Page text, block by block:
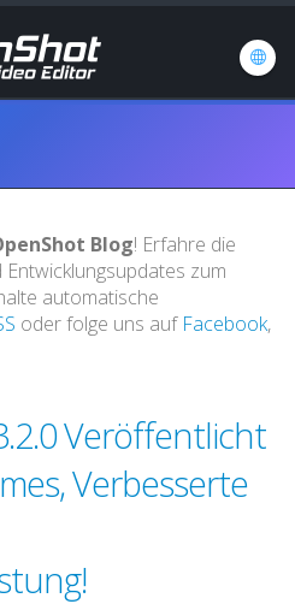
Blog! Erfahre die
zum
automatische
oder folge uns auf Facebook,
Veröffentlicht
Verbesserte